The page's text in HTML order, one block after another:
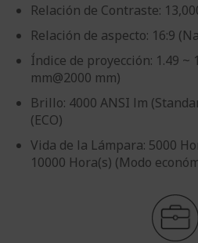
Relación de Contraste:
Relación de aspecto: 16:9
Índice de proyección: 1.49 ~
mm@2000 mm)
Brillo: 4000 ANSI lm
(ECO)
Vida de la Lámpara: 5000
10000 Hora(s) (Modo